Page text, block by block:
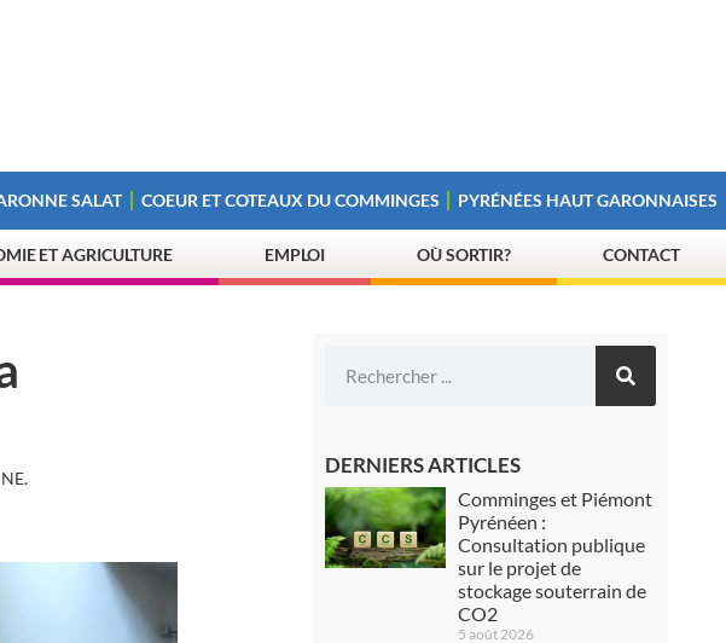
SALAT COEUR ET COTEAUX DU COMMINGES PYRÉNÉES HAUT GARONNAISES
ET AGRICULTURE EMPLOI OÙ SORTIR? CONTACT
DERNIERS ARTICLES
Comminges et Piémont
Pyrénéen :
Consultation publique
sur le projet de
stockage souterrain de
CO2
5 août 2026